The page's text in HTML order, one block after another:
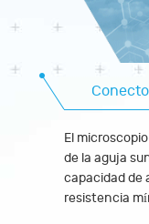
El
de la aguja
capacidad de
resistencia